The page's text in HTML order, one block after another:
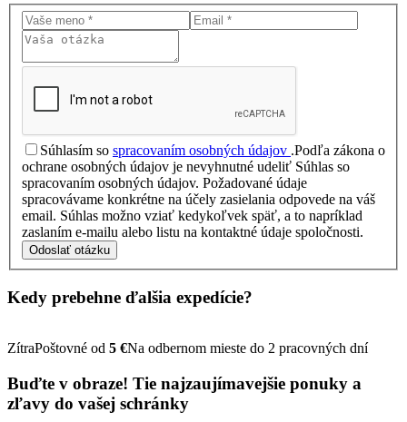
Súhlasím so spracovaním osobných údajov .Podľa zákona o
ochrane osobných údajov je nevyhnutné udeliť Súhlas so
spracovaním osobných údajov. Požadované údaje
spracovávame konkrétne na účely zasielania odpovede na váš
email. Súhlas možno vziať kedykoľvek späť, a to napríklad
zaslaním e-mailu alebo listu na kontaktné údaje spoločnosti.
Odoslať otázku
Kedy prebehne ďalšia expedície?
ZítraPoštovné od 5 €Na odbernom mieste do 2 pracovných dní
Buďte v obraze! Tie najzaujímavejšie ponuky a
zľavy do vašej schránky